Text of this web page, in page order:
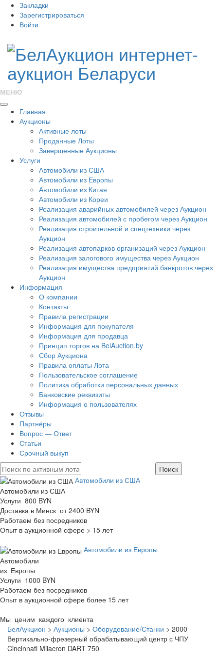
Закладки
Зарегистрироваться
Войти
МЕНЮ
Главная
Аукционы
Активные лоты
Проданные Лоты
Завершенные Аукционы
Услуги
Автомобили из США
Автомобили из Европы
Автомобили из Китая
Автомобили из Кореи
Реализация аварийных автомобилей через Аукцион
Реализация автомобилей с пробегом через Аукцион
Реализация строительной и спецтехники через
Аукцион
Реализация автопарков организаций через Аукцион
Реализация залогового имущества через Аукцион
Реализация имущества предприятий банкротов через
Аукцион
Информация
О компании
Контакты
Правила регистрации
Информация для покупателя
Информация для продавца
Принцип торгов на BelAuction.by
Сбор Аукциона
Правила оплаты Лота
Пользовательское соглашение
Политика обработки персональных данных
Банковские реквизиты
Информация о пользователях
Отзывы
Партнёры
Вопрос — Ответ
Статьи
Срочный выкуп
Автомобили из США
Автомобили из США
Услуги 800 BYN
Доставка в Минск от 2400 BYN
Работаем без посредников
Опыт в аукционной сфере > 15 лет
Автомобили из Европы
Автомобили
из Европы
Услуги 1000 BYN
Работаем без посредников
Опыт в аукционной сфере более 15 лет
Мы ценим каждого клиента
БелАукцион > Аукционы > Оборудование/Станки > 2000
Вертикально-фрезерный обрабатывающий центр с ЧПУ
Cincinnati Milacron DART 750